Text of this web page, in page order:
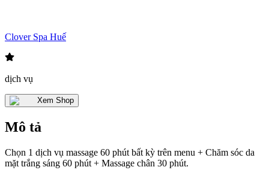
Clover Spa Huế
dịch vụ
Xem Shop
Mô tả
Chọn 1 dịch vụ massage 60 phút bất kỳ trên menu + Chăm sóc da
mặt trắng sáng 60 phút + Massage chân 30 phút.